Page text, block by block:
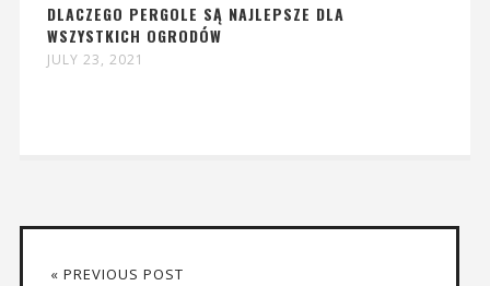
DLACZEGO PERGOLE SĄ NAJLEPSZE DLA
WSZYSTKICH OGRODÓW
JULY 23, 2021
« PREVIOUS POST